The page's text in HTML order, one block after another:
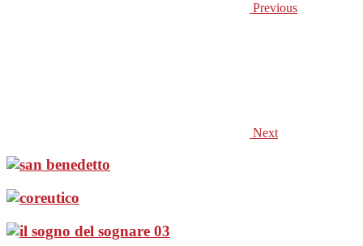
Previous
Next